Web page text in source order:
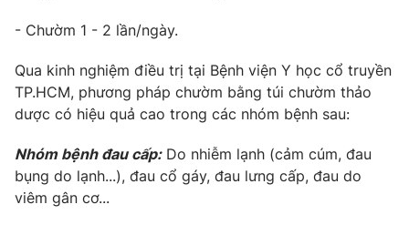
Liên hệ quảng cáo:024-7300.7108
- Chườm 1 - 2 lần/ngày.
Qua kinh nghiệm điều trị tại Bệnh viện Y học cổ truyền
TP.HCM, phương pháp chườm bằng túi chườm thảo
dược có hiệu quả cao trong các nhóm bệnh sau:
Nhóm bệnh đau cấp:Do nhiễm lạnh (cảm cúm, đau
bụng do lạnh...), đau cổ gáy, đau lưng cấp, đau do
viêm gân cơ...